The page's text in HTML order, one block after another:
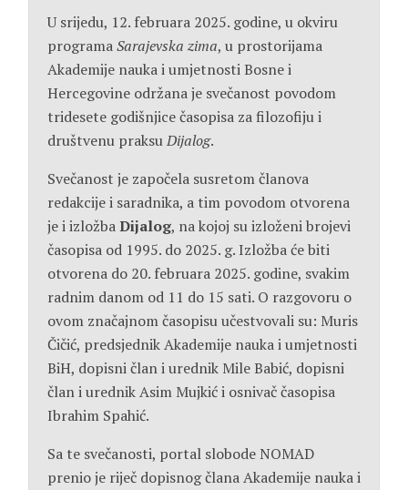
U srijedu, 12. februara 2025. godine, u okviru
programaSarajevska zima, u prostorijama
Akademije nauka i umjetnosti Bosne i
Hercegovine održana je svečanost povodom
tridesete godišnjice časopisa za filozofiju i
društvenu praksuDijalog.
Svečanost je započela susretom članova
redakcije i saradnika, a tim povodom otvorena
je i izložbaDijalog, na kojoj su izloženi brojevi
časopisa od 1995. do 2025. g. Izložba će biti
otvorena do 20. februara 2025. godine, svakim
radnim danom od 11 do 15 sati. O razgovoru o
ovom značajnom časopisu učestvovali su: Muris
Čičić, predsjednik Akademije nauka i umjetnosti
BiH, dopisni član i urednik Mile Babić, dopisni
član i urednik Asim Mujkić i osnivač časopisa
Ibrahim Spahić.
Sa te svečanosti, portal slobode NOMAD
prenio je riječ dopisnog člana Akademije nauka i